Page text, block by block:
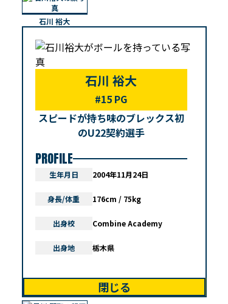
石川 裕大
石川 裕大
#15 PG
スピードが持ち味のブレックス初
のU22契約選手
PROFILE
生年月日 2004年11月24日
身長/体重 176cm / 75kg
出身校 Combine Academy
出身地 栃木県
閉じる